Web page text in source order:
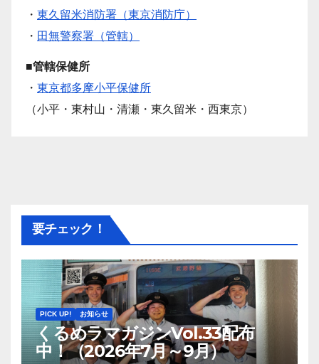
・ 東久留米消防署（東京消防庁）
・ 田無警察署（管轄）
■管轄保健所
・ 東京都多摩小平保健所
（小平・東村山・清瀬・東久留米・西東京）
要チェック！
PICK UP! お知らせ
くるめラマガジンVol.33配布
中！（2026年7月～9月）